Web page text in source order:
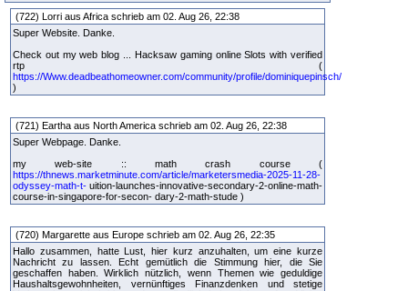
(722) Lorri aus Africa schrieb am 02. Aug 26, 22:38
Super Website. Danke.
Check out my web blog ... Hacksaw gaming online Slots with verified
rtp (
https://Www.deadbeathomeowner.com/community/profile/dominiquepinsch/
)
(721) Eartha aus North America schrieb am 02. Aug 26, 22:38
Super Webpage. Danke.
my web-site :: math crash course (
https://thnews.marketminute.com/article/marketersmedia-2025-11-28-
odyssey-math-t- uition-launches-innovative-secondary-2-online-math-
course-in-singapore-for-secon- dary-2-math-stude )
(720) Margarette aus Europe schrieb am 02. Aug 26, 22:35
Hallo zusammen, hatte Lust, hier kurz anzuhalten, um eine kurze
Nachricht zu lassen. Echt gemütlich die Stimmung hier, die Sie
geschaffen haben. Wirklich nützlich, wenn Themen wie geduldige
Haushaltsgewohnheiten, vernünftiges Finanzdenken und stetige